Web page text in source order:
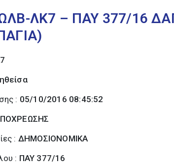
ΛΚ7 – ΠΑΥ 377/16
: 05/10/2016 08:45:52
: ΔΗΜΟΣΙΟΝΟΜΙΚΑ
: ΠΑΥ 377/16